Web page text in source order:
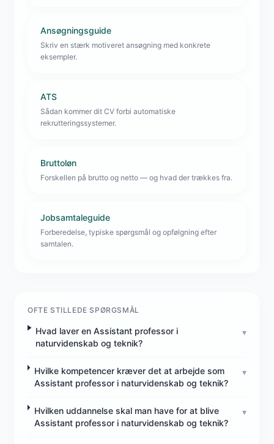
Ansøgningsguide
Skriv en stærk motiveret ansøgning med konkrete
eksempler.
ATS
Sådan kommer dit CV forbi automatiske
rekrutteringssystemer.
Bruttoløn
Forskellen på brutto og netto — og hvad der trækkes fra.
Jobsamtaleguide
Forberedelse, typiske spørgsmål og opfølgning efter
samtalen.
OFTE STILLEDE SPØRGSMÅL
Hvad laver en Assistant professor i
naturvidenskab og teknik?
▾
Hvilke kompetencer kræver det at arbejde som
Assistant professor i naturvidenskab og teknik?
▾
Hvilken uddannelse skal man have for at blive
Assistant professor i naturvidenskab og teknik?
▾